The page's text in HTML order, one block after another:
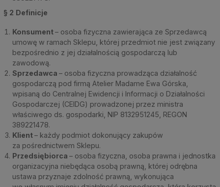
§ 2 Definicje
Konsument– osoba fizyczna zawierająca ze Sprzedawcą
umowę w ramach Sklepu, której przedmiot nie jest związany
bezpośrednio z jej działalnością gospodarczą lub
zawodową.
Sprzedawca – osoba fizyczna prowadząca działalność
gospodarczą pod firmą Atelier Madame Ewa Górska,
wpisaną do Centralnej Ewidencji i Informacji o Działalności
Gospodarczej (CEIDG) prowadzonej przez ministra
właściwego ds. gospodarki, NIP 8132951245, REGON
389221478.
Klient– każdy podmiot dokonujący zakupów
za pośrednictwem Sklepu.
Przedsiębiorca – osoba fizyczna, osoba prawna i jednostka
organizacyjna niebędąca osobą prawną, której odrębna
ustawa przyznaje zdolność prawną, wykonująca